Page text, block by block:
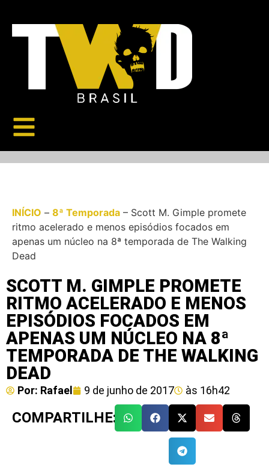
INÍCIO – 8ª Temporada – Scott M. Gimple promete
ritmo acelerado e menos episódios focados em
apenas um núcleo na 8ª temporada de The Walking
Dead
SCOTT M. GIMPLE PROMETE
RITMO ACELERADO E MENOS
EPISÓDIOS FOCADOS EM
APENAS UM NÚCLEO NA 8ª
TEMPORADA DE THE WALKING
DEAD
Por: Rafael 9 de junho de 2017 às 16h42
COMPARTILHE: